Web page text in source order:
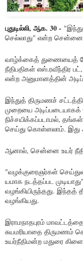
புதுடில்லி, ஆக. 30 -
செல்லாது" என்ற சென்னை
வாழ்க்கைத் துணையைத்
நீதிபதிகள் எஸ்.ரவீந்திர
என்ற அனுமானத்தின்
இந்துத் திருமணச்
முறையை அடிப்படையாகக்
நிச்சயிக்கப்படாமல்,
செய்து கொள்ளலாம். இது
ஆனால், சென்னை உயர்
"வழக்குரைஞர்கள்
யமாக நடத்தப்பட
வழங்கியிருந்தது. இந்தத்
வழங்கியது.
இராமநாதபுரம்
சுயமரியாதை
உயர்நீதிமன்ற மதுரை